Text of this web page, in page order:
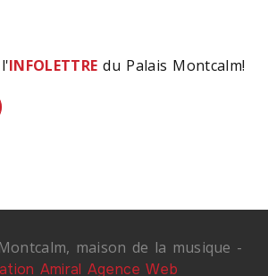
INFOLETTRE du Palais Montcalm!
maison de la musique -
Amiral Agence Web